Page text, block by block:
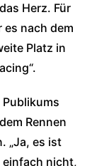
Herz. Für
es nach dem
Platz in
Rennen
„Ja, es ist
nicht,